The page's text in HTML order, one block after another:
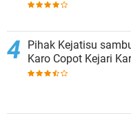
Pihak Kejatisu
Karo Copot Kejari